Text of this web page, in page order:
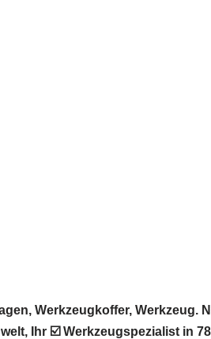
Werkzeugkoffer, Werkzeug.
Ihr ☑️ Werkzeugspezialist in